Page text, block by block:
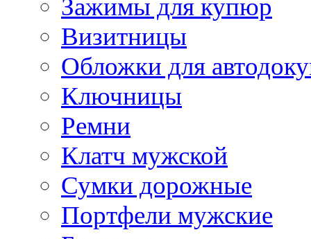
Зажимы для купюр
Визитницы
Обложки для
Ключницы
Ремни
Клатч мужской
Сумки дорожные
Портфели мужские